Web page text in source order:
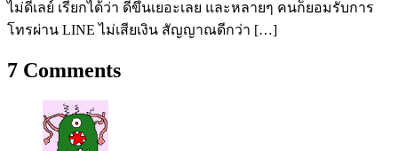
ไม่ดีเลย์ เรียกได้ว่า ดีขึ้นเยอะเลย และหลายๆ คนก็ยอมรับการ
โทรผ่าน LINE ไม่เสียเงิน สัญญาณดีกว่า […]
7 Comments